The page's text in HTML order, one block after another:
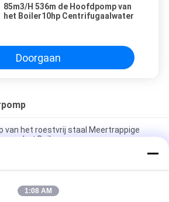
85m3/H 536m de Hoofdpomp van
het Boiler10hp Centrifugaalwater
Doorgaan
van het roestvrij staal Meertrappige
van het Boilervoer
Pomp van het de Boilervoer van de
in Thermische Elektrische centrale
Hulp Centrifugaalwaterpomp met 12
1:08 AM